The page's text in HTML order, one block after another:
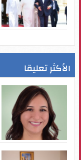
الأكثر تعليقا